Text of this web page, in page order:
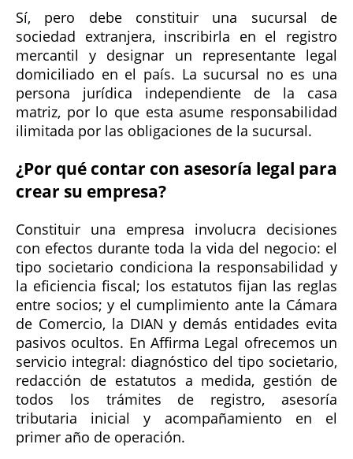
Sí, pero debe constituir una sucursal de
sociedad extranjera, inscribirla en el registro
mercantil y designar un representante legal
domiciliado en el país. La sucursal no es una
persona jurídica independiente de la casa
matriz, por lo que esta asume responsabilidad
ilimitada por las obligaciones de la sucursal.
¿Por qué contar con asesoría legal para
crear su empresa?
Constituir una empresa involucra decisiones
con efectos durante toda la vida del negocio: el
tipo societario condiciona la responsabilidad y
la eficiencia fiscal; los estatutos fijan las reglas
entre socios; y el cumplimiento ante la Cámara
de Comercio, la DIAN y demás entidades evita
pasivos ocultos. En Affirma Legal ofrecemos un
servicio integral: diagnóstico del tipo societario,
redacción de estatutos a medida, gestión de
todos los trámites de registro, asesoría
tributaria inicial y acompañamiento en el
primer año de operación.